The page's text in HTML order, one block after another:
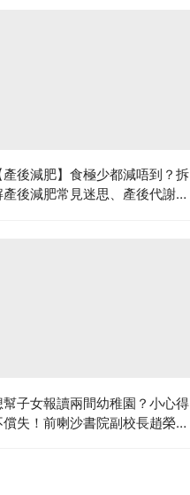
產後減肥】食極少都減唔到？拆
產後減肥常見迷思、產後代謝、
幫子女報讀兩間幼稚園？小心得
償失！前喇沙書院副校長趙榮